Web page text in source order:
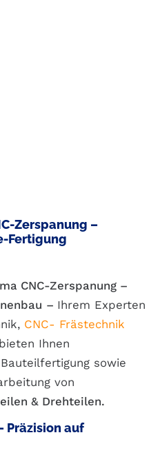
Zerspanung –
Fertigung
CNC-Zerspanung –
– Ihrem Experten
CNC- Frästechnik
Ihnen
sowie
von
& Drehteilen.
Präzision auf